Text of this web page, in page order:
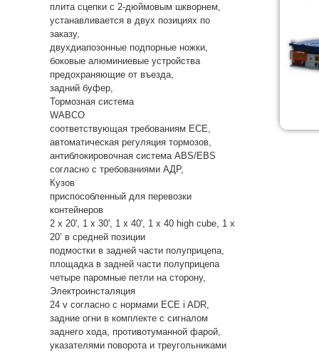
плита сцепки с 2-дюймовым шкворнем,
устанавливается в двух позициях по
заказу,
двухдиапозонные подпорные ножки,
боковые алюминиевые устройства
предохраняющие от въезда,
задний буфер,
Тормозная система
WABCO
соответствующая требованиям ECE,
автоматическая регуляция тормозов,
антиблокировочная система ABS/EBS
согласно с требованиями АДР,
Кузов
приспособленный для перевозки
контейнеров
2 x 20', 1 x 30', 1 x 40', 1 x 40 high cube, 1 x
20’ в средней позиции
подмостки в задней части полуприцепа,
площадка в задней части полуприцепа
четыре паромные петли на сторону,
Электроинсталяция
24 v согласно с нормами ECE i ADR,
задние огни в комплекте с сигналом
заднего хода, противотуманной фарой,
указателями поворота и треугольниками